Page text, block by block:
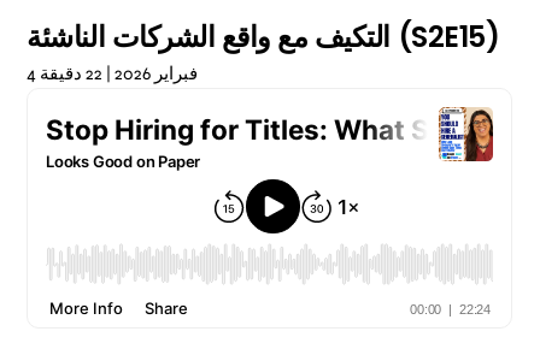
التكيف مع واقع الشركات الناشئة (S2E15)
4 فبراير 2026 | 22 دقيقة